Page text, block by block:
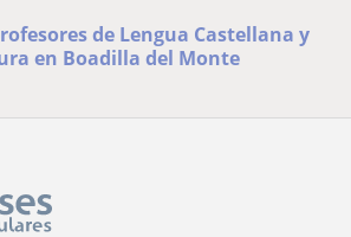
de Lengua Castellana y
en Boadilla del Monte